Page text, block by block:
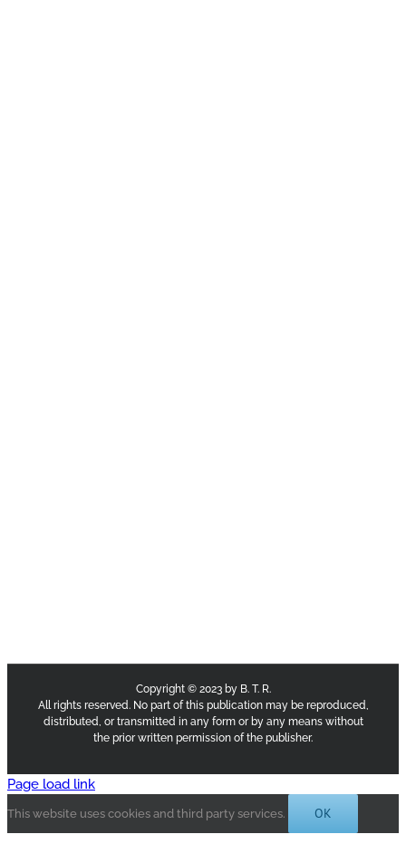
Copyright © 2023 by B. T. R.
All rights reserved. No part of this publication may be reproduced,
distributed, or transmitted in any form or by any means without
the prior written permission of the publisher.
Page load link
This website uses cookies and third party services. OK